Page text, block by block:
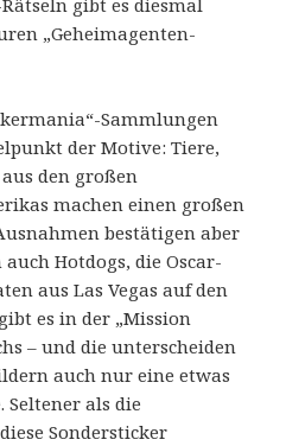
gibt es diesmal
„Geheimagenten-
Sammlungen
der Motive: Tiere,
den großen
machen einen großen
bestätigen aber
Hotdogs, die Oscar-
aus Las Vegas auf den
es in der „Mission
– und die unterscheiden
auch nur eine etwas
Seltener als die
Sondersticker